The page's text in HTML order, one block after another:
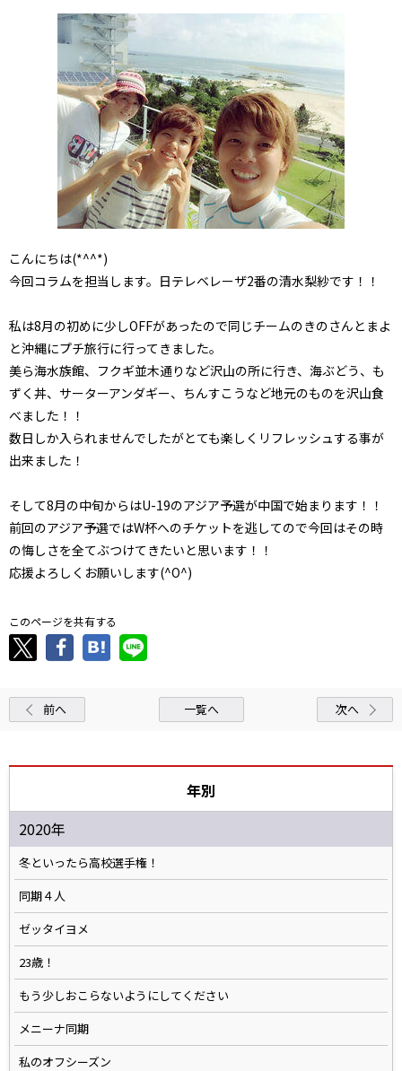
こんにちは(*^^*)
今回コラムを担当します。日テレベレーザ2番の清水梨紗です！！
私は8月の初めに少しOFFがあったので同じチームのきのさんとまよ
と沖縄にプチ旅行に行ってきました。
美ら海水族館、フクギ並木通りなど沢山の所に行き、海ぶどう、も
ずく丼、サーターアンダギー、ちんすこうなど地元のものを沢山食
べました！！
数日しか入られませんでしたがとても楽しくリフレッシュする事が
出来ました！
そして8月の中旬からはU-19のアジア予選が中国で始まります！！
前回のアジア予選ではW杯へのチケットを逃してので今回はその時
の悔しさを全てぶつけてきたいと思います！！
応援よろしくお願いします(^O^)
このページを共有する
前へ 一覧へ 次へ
年別
2020年
冬といったら高校選手権！
同期４人
ゼッタイヨメ
23歳！
もう少しおこらないようにしてください
メニーナ同期
私のオフシーズン